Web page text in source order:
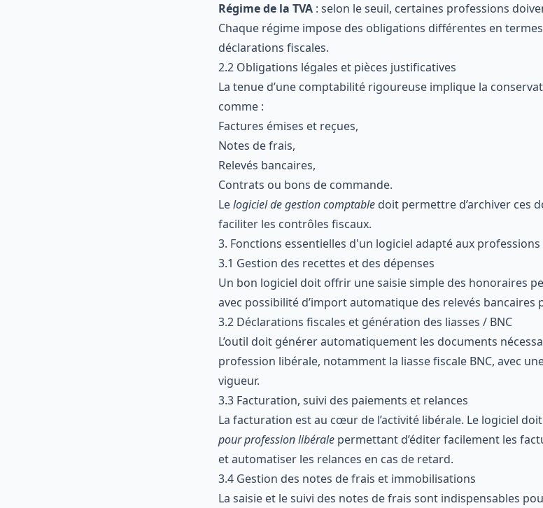
Régime de la TVA : selon le seuil, certaines professions
Chaque régime impose des obligations différentes en
déclarations fiscales.
2.2 Obligations légales et pièces justificatives
La tenue d’une comptabilité rigoureuse implique la
comme :
Factures émises et reçues,
Notes de frais,
Relevés bancaires,
Contrats ou bons de commande.
Lelogiciel de gestion comptable doit permettre d’archiver ces
faciliter les contrôles fiscaux.
3. Fonctions essentielles d'un logiciel adapté aux
3.1 Gestion des recettes et des dépenses
Un bon logiciel doit offrir une saisie simple des honoraires
avec possibilité d’import automatique des relevés bancaires
3.2 Déclarations fiscales et génération des liasses / BNC
L’outil doit générer automatiquement les documents
profession libérale, notamment la liasse fiscale BNC, avec
vigueur.
3.3 Facturation, suivi des paiements et relances
La facturation est au cœur de l’activité libérale. Le logiciel
pour profession libérale permettant d’éditer facilement les
et automatiser les relances en cas de retard.
3.4 Gestion des notes de frais et immobilisations
La saisie et le suivi des notes de frais sont indispensables